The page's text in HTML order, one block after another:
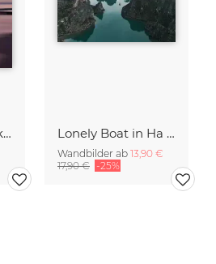
Purpura SeeStück No.18 Lonely Boat in Ha Long Bay Vietnam
Wandbilder ab 13,90 €
17,90 € -25%